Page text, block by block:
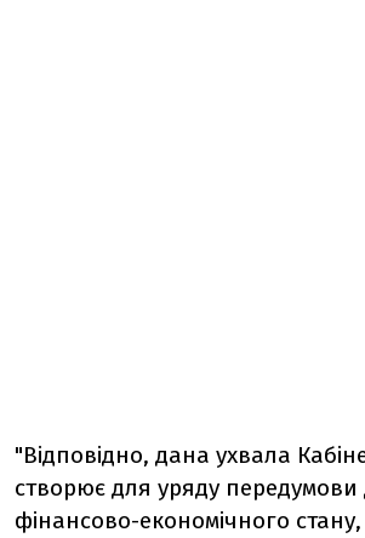
"Відповідно, дана ухвала
створює для уряду
фінансово-економічного стану,